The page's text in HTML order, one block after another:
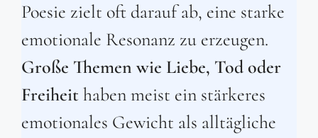
Poesie zielt oft darauf ab, eine starke
emotionale Resonanz zu erzeugen.
Große Themen wie Liebe, Tod oder
Freiheithaben meist ein stärkeres
emotionales Gewicht als alltägliche